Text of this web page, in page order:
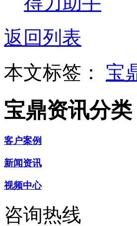
返回列表
本文标签： 宝
宝鼎资讯分类
客户案例
新闻资讯
视频中心
咨询热线